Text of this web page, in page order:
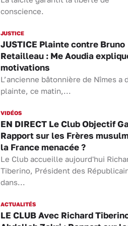
conscience.
JUSTICE
JUSTICE Plainte contre Bruno
Retailleau : Me Aoudia
motivations
L’ancienne bâtonnière de Nîmes a
plainte, ce matin,...
VIDÉOS
EN DIRECT Le Club Objectif
Rapport sur les Frères
la France menacée ?
Le Club accueille aujourd'hui
Tiberino, Président des
dans...
ACTUALITÉS
LE CLUB Avec Richard